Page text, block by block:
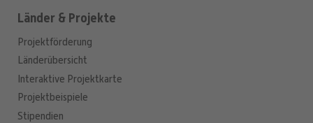
Länder & Projekte
Projektförderung
Länderübersicht
Interaktive Projektkarte
Projektbeispiele
Stipendien